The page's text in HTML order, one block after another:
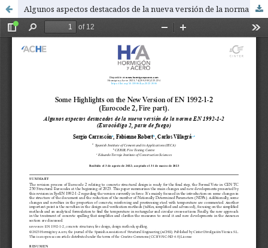
Algunos aspectos destacados de la nueva versión de la norma EN 1992-1-2 (Eurocódigo 2, parte de fuego)